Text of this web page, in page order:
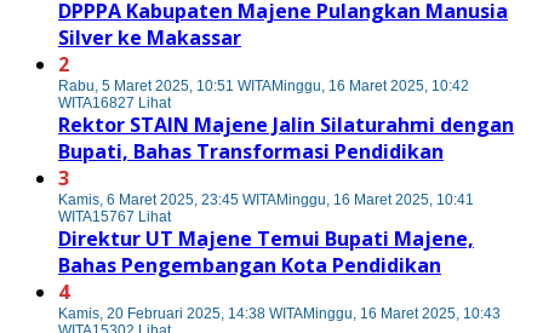
DPPPA Kabupaten Majene Pulangkan Manusia
Silver ke Makassar
2
Rabu, 5 Maret 2025, 10:51 WITAMinggu, 16 Maret 2025, 10:42
WITA16827 Lihat
Rektor STAIN Majene Jalin Silaturahmi dengan
Bupati, Bahas Transformasi Pendidikan
3
Kamis, 6 Maret 2025, 23:45 WITAMinggu, 16 Maret 2025, 10:41
WITA15767 Lihat
Direktur UT Majene Temui Bupati Majene,
Bahas Pengembangan Kota Pendidikan
4
Kamis, 20 Februari 2025, 14:38 WITAMinggu, 16 Maret 2025, 10:43